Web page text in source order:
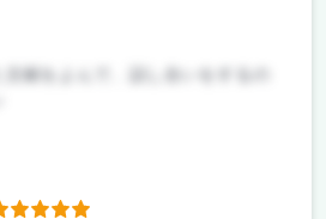
文献をよんで、話し合いをするの